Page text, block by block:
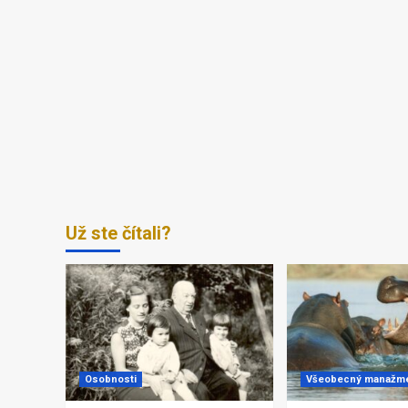
Už ste čítali?
Osobnosti Všeobecný